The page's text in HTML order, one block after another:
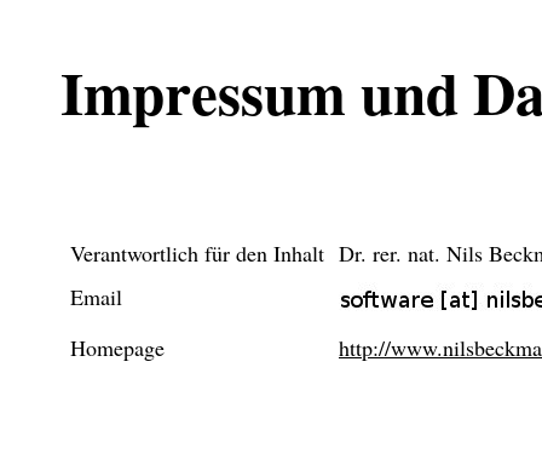
Impressum und
Verantwortlich für den Inhalt Dr. rer. nat. Nils
Email
Homepage
http://